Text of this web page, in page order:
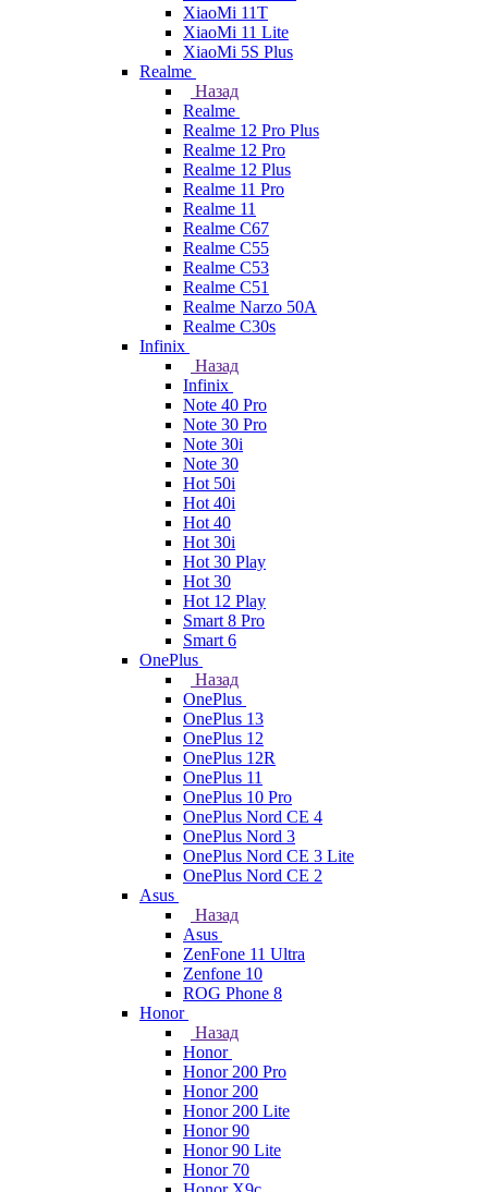
XiaoMi 11T
XiaoMi 11 Lite
XiaoMi 5S Plus
Realme
Назад
Realme
Realme 12 Pro Plus
Realme 12 Pro
Realme 12 Plus
Realme 11 Pro
Realme 11
Realme C67
Realme C55
Realme C53
Realme C51
Realme Narzo 50A
Realme C30s
Infinix
Назад
Infinix
Note 40 Pro
Note 30 Pro
Note 30i
Note 30
Hot 50i
Hot 40i
Hot 40
Hot 30i
Hot 30 Play
Hot 30
Hot 12 Play
Smart 8 Pro
Smart 6
OnePlus
Назад
OnePlus
OnePlus 13
OnePlus 12
OnePlus 12R
OnePlus 11
OnePlus 10 Pro
OnePlus Nord CE 4
OnePlus Nord 3
OnePlus Nord CE 3 Lite
OnePlus Nord CE 2
Asus
Назад
Asus
ZenFone 11 Ultra
Zenfone 10
ROG Phone 8
Honor
Назад
Honor
Honor 200 Pro
Honor 200
Honor 200 Lite
Honor 90
Honor 90 Lite
Honor 70